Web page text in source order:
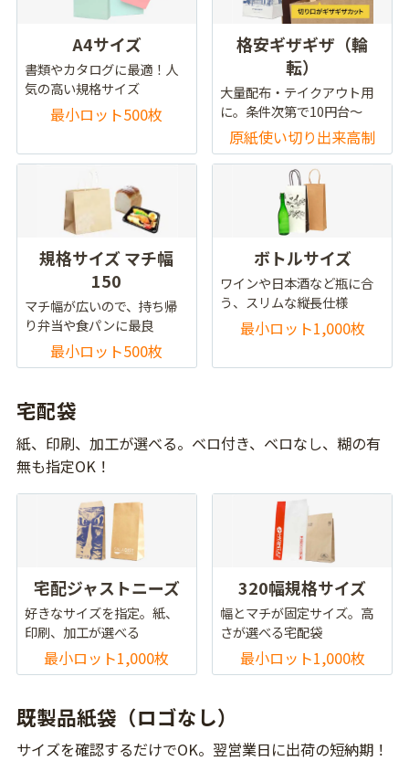
A4サイズ
書類やカタログに最適！人
気の高い規格サイズ
最小ロット500枚
格安ギザギザ（輪
転）
大量配布・テイクアウト用
に。条件次第で10円台～
原紙使い切り出来高制
規格サイズ マチ幅
150
マチ幅が広いので、持ち帰
り弁当や食パンに最良
最小ロット500枚
ボトルサイズ
ワインや日本酒など瓶に合
う、スリムな縦長仕様
最小ロット1,000枚
宅配袋
紙、印刷、加工が選べる。ベロ付き、ベロなし、糊の有
無も指定OK！
宅配ジャストニーズ
好きなサイズを指定。紙、
印刷、加工が選べる
最小ロット1,000枚
320幅規格サイズ
幅とマチが固定サイズ。高
さが選べる宅配袋
最小ロット1,000枚
既製品紙袋（ロゴなし）
サイズを確認するだけでOK。翌営業日に出荷の短納期！